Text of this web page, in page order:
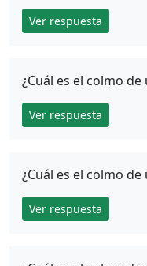
Ver respuesta
¿Cuál es el colmo
Ver respuesta
¿Cuál es el colmo
Ver respuesta